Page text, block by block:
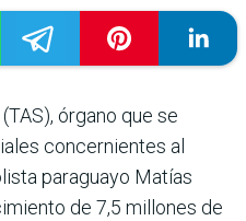
órgano que se
con­cernientes al
paraguayo Matías
de 7,5 millones de